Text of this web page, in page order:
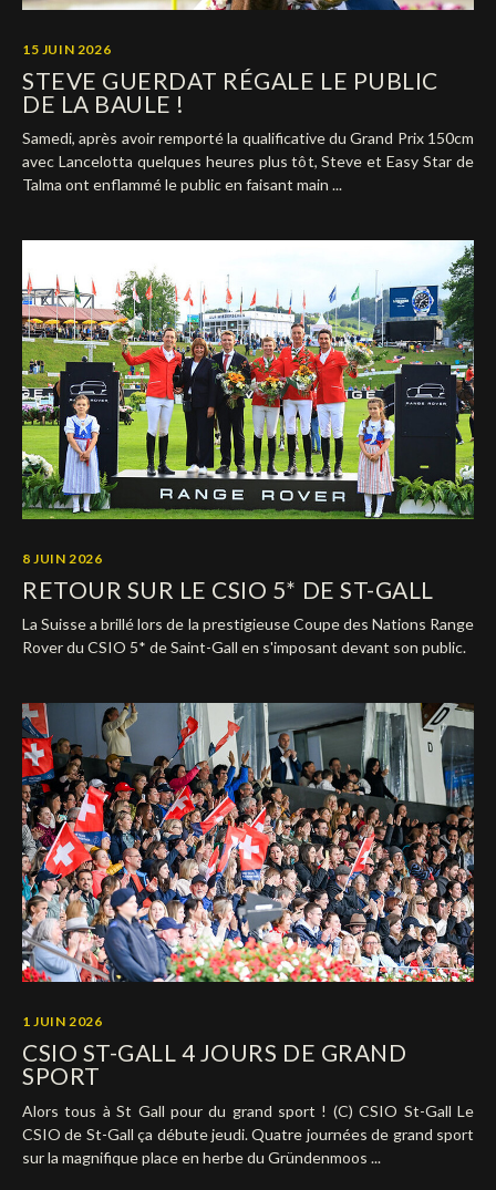
15 JUIN 2026
STEVE GUERDAT RÉGALE LE PUBLIC
DE LA BAULE !
Samedi, après avoir remporté la qualificative du Grand Prix 150cm
avec Lancelotta quelques heures plus tôt, Steve et Easy Star de
Talma ont enflammé le public en faisant main ...
8 JUIN 2026
RETOUR SUR LE CSIO 5* DE ST-GALL
La Suisse a brillé lors de la prestigieuse Coupe des Nations Range
Rover du CSIO 5* de Saint-Gall en s'imposant devant son public.
1 JUIN 2026
CSIO ST-GALL 4 JOURS DE GRAND
SPORT
Alors tous à St Gall pour du grand sport ! (C) CSIO St-Gall Le
CSIO de St-Gall ça débute jeudi. Quatre journées de grand sport
sur la magnifique place en herbe du Gründenmoos ...